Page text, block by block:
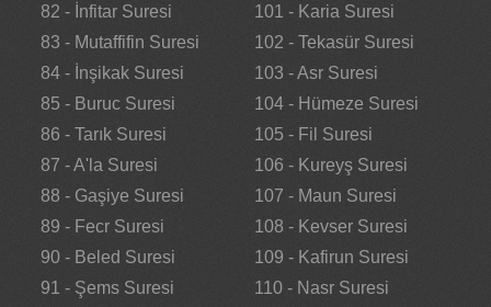
82 - İnfitar Suresi
83 - Mutaffifin Suresi
84 - İnşikak Suresi
85 - Buruc Suresi
86 - Tarık Suresi
87 - A'la Suresi
88 - Gaşiye Suresi
89 - Fecr Suresi
90 - Beled Suresi
91 - Şems Suresi
101 - Karia Suresi
102 - Tekasür Suresi
103 - Asr Suresi
104 - Hümeze Suresi
105 - Fil Suresi
106 - Kureyş Suresi
107 - Maun Suresi
108 - Kevser Suresi
109 - Kafirun Suresi
110 - Nasr Suresi